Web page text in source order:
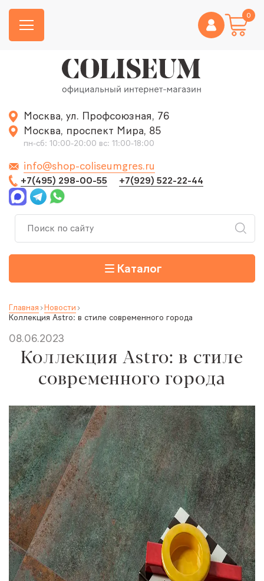
0
Москва, ул. Профсоюзная, 76
Москва, проспект Мира, 85
пн-сб: 10:00-20:00 вс: 11:00-18:00
info@shop-coliseumgres.ru
+7(495) 298-00-55 +7(929) 522-22-44
Каталог
Главная Новости
Коллекция Astro: в стиле современного города
08.06.2023
Коллекция Astro: в стиле
современного города